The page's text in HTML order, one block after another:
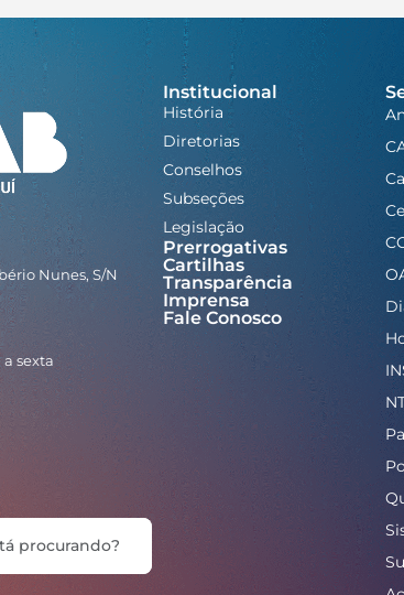
Nunes, S/N
a sexta
Institucional
História
Diretorias
Conselhos
Subseções
Legislação
Prerrogativas
Cartilhas
Transparência
Imprensa
Fale Conosco